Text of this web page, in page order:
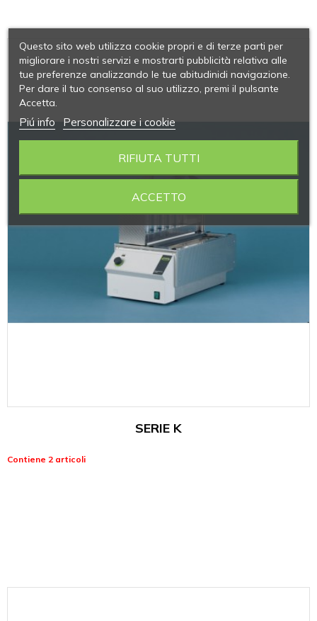
SERIE K
Contiene 2 articoli
Questo sito web utilizza cookie propri e di terze parti per
migliorare i nostri servizi e mostrarti pubblicità relativa alle
tue preferenze analizzando le tue abitudinidi navigazione.
Per dare il tuo consenso al suo utilizzo, premi il pulsante
Accetta.
Piú info Personalizzare i cookie
RIFIUTA TUTTI
ACCETTO